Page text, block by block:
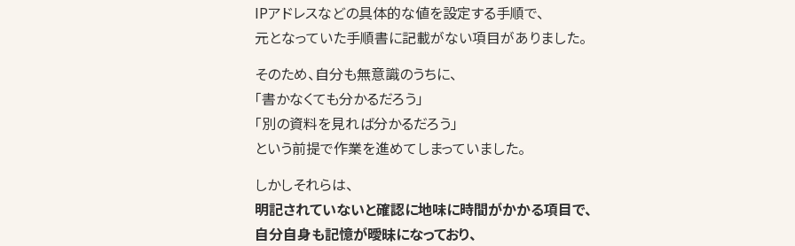
IPアドレスなどの具体的な値を設定する手順で、
元となっていた手順書に記載がない項目がありました。
そのため、自分も無意識のうちに、
「書かなくても分かるだろう」
「別の資料を見れば分かるだろう」
という前提で作業を進めてしまっていました。
しかしそれらは、
明記されていないと確認に地味に時間がかかる項目で、
自分自身も記憶が曖昧になっており、